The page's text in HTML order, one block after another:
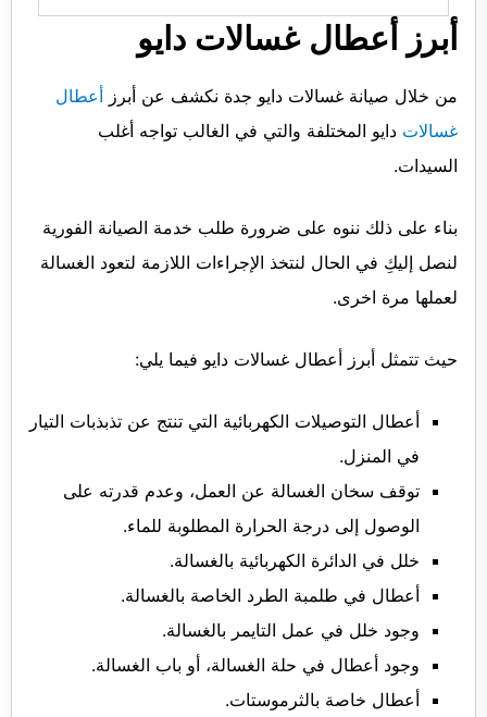
أبرز أعطال غسالات دايو
من خلال صيانة غسالات دايو جدة نكشف عن أبرز أعطال
غسالات دايو المختلفة والتي في الغالب تواجه أغلب
السيدات.
بناء على ذلك ننوه على ضرورة طلب خدمة الصيانة الفورية
لنصل إليكِ في الحال لنتخذ الإجراءات اللازمة لتعود الغسالة
لعملها مرة اخرى.
حيث تتمثل أبرز أعطال غسالات دايو فيما يلي:
أعطال التوصيلات الكهربائية التي تنتج عن تذبذبات التيار
في المنزل.
توقف سخان الغسالة عن العمل، وعدم قدرته على
الوصول إلى درجة الحرارة المطلوبة للماء.
خلل في الدائرة الكهربائية بالغسالة.
أعطال في طلمبة الطرد الخاصة بالغسالة.
وجود خلل في عمل التايمر بالغسالة.
وجود أعطال في حلة الغسالة، أو باب الغسالة.
أعطال خاصة بالثرموستات.